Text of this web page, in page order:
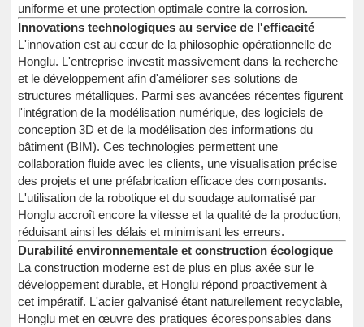
uniforme et une protection optimale contre la corrosion.
Innovations technologiques au service de l'efficacité
L'innovation est au cœur de la philosophie opérationnelle de
Honglu. L'entreprise investit massivement dans la recherche
et le développement afin d'améliorer ses solutions de
structures métalliques. Parmi ses avancées récentes figurent
l'intégration de la modélisation numérique, des logiciels de
conception 3D et de la modélisation des informations du
bâtiment (BIM). Ces technologies permettent une
collaboration fluide avec les clients, une visualisation précise
des projets et une préfabrication efficace des composants.
L'utilisation de la robotique et du soudage automatisé par
Honglu accroît encore la vitesse et la qualité de la production,
réduisant ainsi les délais et minimisant les erreurs.
Durabilité environnementale et construction écologique
La construction moderne est de plus en plus axée sur le
développement durable, et Honglu répond proactivement à
cet impératif. L'acier galvanisé étant naturellement recyclable,
Honglu met en œuvre des pratiques écoresponsables dans